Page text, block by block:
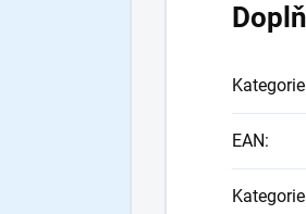
Kategorie
EAN:
Kategorie